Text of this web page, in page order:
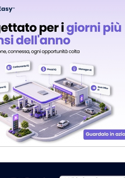
2002 alle 16.17.
. LO PRESTI,